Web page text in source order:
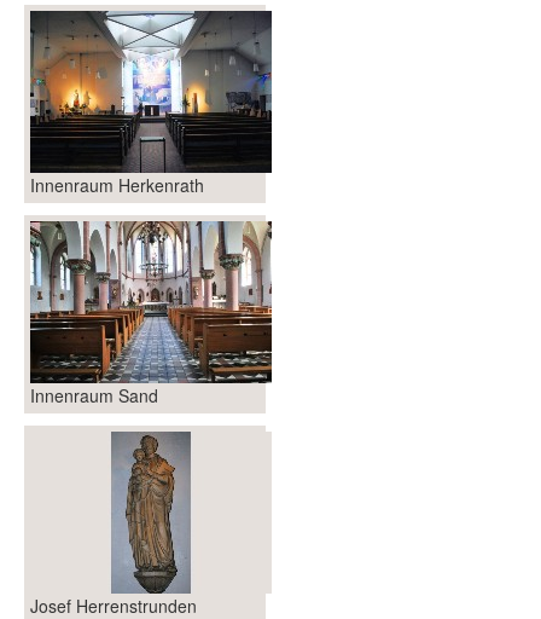
Innenraum Herkenrath
Innenraum Sand
Josef Herrenstrunden